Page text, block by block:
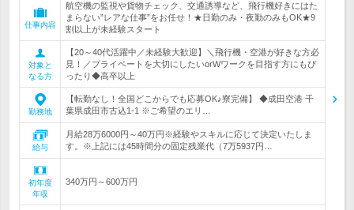
仕事内容
航空機の監視や貨物チェック、交通誘導など、飛行機好きにはた
まらない”レアな仕事”をお任せ！★日勤のみ・夜勤のみもOK★9
割以上が未経験スタート
対象と
なる方
【20～40代活躍中／未経験大歓迎】＼飛行機・空港が好きな方必
見！／プライベートを大切にしたいorWワークを目指す方にもぴ
ったり◆高卒以上
勤務地
【転勤なし！全国どこからでも応募OK♪寮完備】 ◆成田空港 千
葉県成田市古込1-1 ※ご希望のエリ…
給与
月給28万6000円～40万円※経験やスキルに応じて決定いたしま
す。※上記には45時間分の固定残業代（7万5937円…
初年度
年収
340万円～600万円